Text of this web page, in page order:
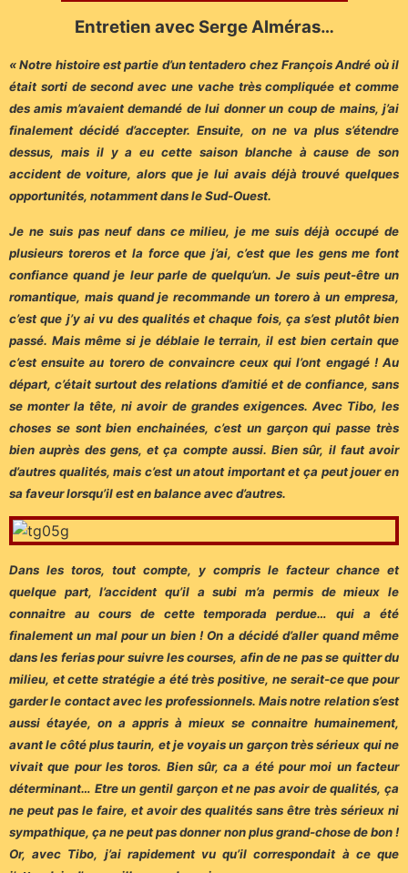
Entretien avec Serge Alméras…
« Notre histoire est partie d’un tentadero chez François André où il
était sorti de second avec une vache très compliquée et comme
des amis m’avaient demandé de lui donner un coup de mains, j’ai
finalement décidé d’accepter. Ensuite, on ne va plus s’étendre
dessus, mais il y a eu cette saison blanche à cause de son
accident de voiture, alors que je lui avais déjà trouvé quelques
opportunités, notamment dans le Sud-Ouest.
Je ne suis pas neuf dans ce milieu, je me suis déjà occupé de
plusieurs toreros et la force que j’ai, c’est que les gens me font
confiance quand je leur parle de quelqu’un. Je suis peut-être un
romantique, mais quand je recommande un torero à un empresa,
c’est que j’y ai vu des qualités et chaque fois, ça s’est plutôt bien
passé. Mais même si je déblaie le terrain, il est bien certain que
c’est ensuite au torero de convaincre ceux qui l’ont engagé ! Au
départ, c’était surtout des relations d’amitié et de confiance, sans
se monter la tête, ni avoir de grandes exigences. Avec Tibo, les
choses se sont bien enchainées, c’est un garçon qui passe très
bien auprès des gens, et ça compte aussi. Bien sûr, il faut avoir
d’autres qualités, mais c’est un atout important et ça peut jouer en
sa faveur lorsqu’il est en balance avec d’autres.
Dans les toros, tout compte, y compris le facteur chance et
quelque part, l’accident qu’il a subi m’a permis de mieux le
connaitre au cours de cette temporada perdue… qui a été
finalement un mal pour un bien ! On a décidé d’aller quand même
dans les ferias pour suivre les courses, afin de ne pas se quitter du
milieu, et cette stratégie a été très positive, ne serait-ce que pour
garder le contact avec les professionnels. Mais notre relation s’est
aussi étayée, on a appris à mieux se connaitre humainement,
avant le côté plus taurin, et je voyais un garçon très sérieux qui ne
vivait que pour les toros. Bien sûr, ca a été pour moi un facteur
déterminant… Etre un gentil garçon et ne pas avoir de qualités, ça
ne peut pas le faire, et avoir des qualités sans être très sérieux ni
sympathique, ça ne peut pas donner non plus grand-chose de bon !
Or, avec Tibo, j’ai rapidement vu qu’il correspondait à ce que